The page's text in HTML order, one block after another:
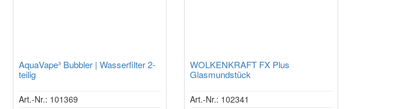
AquaVape³ Bubbler | Wasserfilter 2-
teilig
Art.-Nr.: 101369
WOLKENKRAFT FX Plus
Glasmundstück
Art.-Nr.: 102341